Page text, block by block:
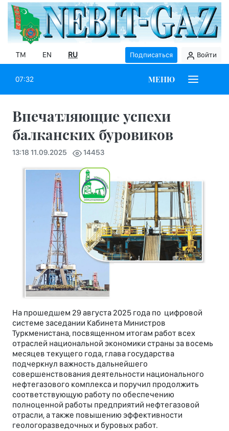
TM EN RU Подписаться Войти
07:32 МЕНЮ
Впечатляющие успехи
балканских буровиков
13:18 11.09.2025 14453
На прошедшем 29 августа 2025 года по цифровой
системе заседании Кабинета Министров
Туркменистана, посвященном итогам работ всех
отраслей национальной экономики страны за восемь
месяцев текущего года, глава государства
подчеркнул важность дальнейшего
совершенствования деятельности национального
нефтегазового комплекса и поручил продолжить
соответствующую работу по обеспечению
полноценной работы предприятий нефтегазовой
отрасли, а также повышению эффективности
геологоразведочных и буровых работ.